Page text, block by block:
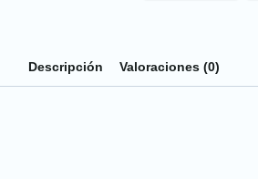
Descripción Valoraciones (0)